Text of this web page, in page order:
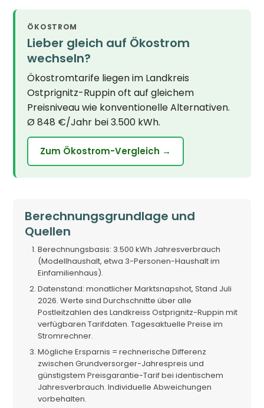
ÖKOSTROM
Lieber gleich auf Ökostrom
wechseln?
Ökostromtarife liegen im Landkreis
Ostprignitz-Ruppin oft auf gleichem
Preisniveau wie konventionelle Alternativen.
Ø 848 €/Jahr bei 3.500 kWh.
Zum Ökostrom-Vergleich →
Berechnungsgrundlage und
Quellen
Berechnungsbasis: 3.500 kWh Jahresverbrauch
(Modellhaushalt, etwa 3-Personen-Haushalt im
Einfamilienhaus).
Datenstand: monatlicher Marktsnapshot, Stand Juli
2026. Werte sind Durchschnitte über alle
Postleitzahlen des Landkreiss Ostprignitz-Ruppin mit
verfügbaren Tarifdaten. Tagesaktuelle Preise im
Stromrechner.
Mögliche Ersparnis = rechnerische Differenz
zwischen Grundversorger-Jahrespreis und
günstigstem Preisgarantie-Tarif bei identischem
Jahresverbrauch. Individuelle Abweichungen
vorbehalten.